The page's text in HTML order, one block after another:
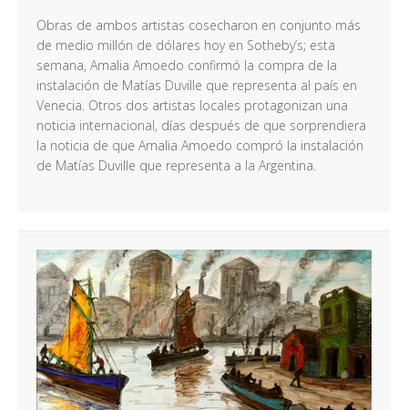
Obras de ambos artistas cosecharon en conjunto más
de medio millón de dólares hoy en Sotheby’s; esta
semana, Amalia Amoedo confirmó la compra de la
instalación de Matías Duville que representa al país en
Venecia. Otros dos artistas locales protagonizan una
noticia internacional, días después de que sorprendiera
la noticia de que Amalia Amoedo compró la instalación
de Matías Duville que representa a la Argentina.